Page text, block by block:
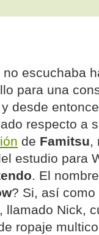
no escuchaba
para una
y desde
respecto a
de Famitsu,
estudio para
. El
? Si, así
, llamado Nick,
ropaje